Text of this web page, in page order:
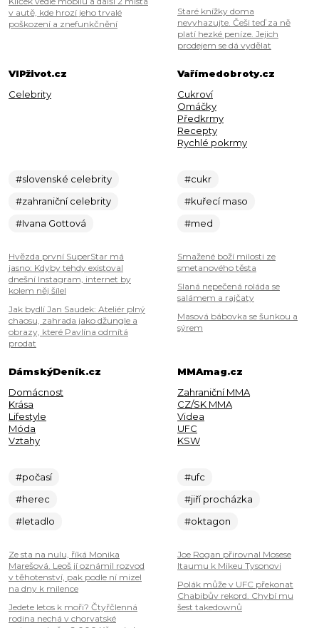
v autě, kde hrozí jeho trvalé
poškození a znefunkčnění
Staré knížky doma
nevyhazujte. Češi teď za ně
platí hezké peníze. Jejich
prodejem se dá vydělat
VIPživot.cz
Celebrity
#slovenské celebrity
#zahraniční celebrity
#Ivana Gottová
Hvězda první SuperStar má
jasno: Kdyby tehdy existoval
dnešní Instagram, internet by
kolem něj šílel
Jak bydlí Jan Saudek: Ateliér plný
chaosu, zahrada jako džungle a
obrazy, které Pavlína odmítá
prodat
Vařímedobroty.cz
Cukroví
Omáčky
Předkrmy
Recepty
Rychlé pokrmy
#cukr
#kuřecí maso
#med
Smažené boží milosti ze
smetanového těsta
Slaná nepečená roláda se
salámem a rajčaty
Masová bábovka se šunkou a
sýrem
DámskýDeník.cz
Domácnost
Krása
Lifestyle
Móda
Vztahy
#počasí
#herec
#letadlo
Ze sta na nulu, říká Monika
Marešová. Leoš jí oznámil rozvod
v těhotenství, pak podle ní mizel
na dny k milence
Jedete letos k moři? Čtyřčlenná
rodina nechá v chorvatské
MMAmag.cz
Zahraniční MMA
CZ/SK MMA
Videa
UFC
KSW
#ufc
#jiří procházka
#oktagon
Joe Rogan přirovnal Mosese
Itaumu k Mikeu Tysonovi
Polák může v UFC překonat
Chabibův rekord. Chybí mu
šest takedownů